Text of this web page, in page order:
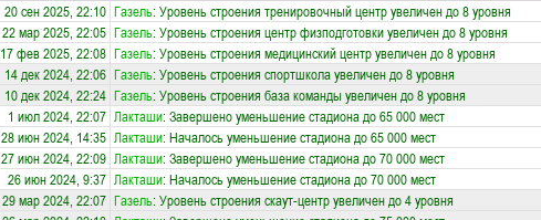
20 сен 2025, 22:10 Газель: Уровень строения тренировочный центр увеличен до 8 уровня
22 мар 2025, 22:05 Газель: Уровень строения центр физподготовки увеличен до 8 уровня
17 фев 2025, 22:08 Газель: Уровень строения медицинский центр увеличен до 8 уровня
14 дек 2024, 22:06 Газель: Уровень строения спортшкола увеличен до 8 уровня
10 дек 2024, 22:24 Газель: Уровень строения база команды увеличен до 8 уровня
1 июл 2024, 22:07 Лакташи: Завершено уменьшение стадиона до 65 000 мест
28 июн 2024, 14:35 Лакташи: Началось уменьшение стадиона до 65 000 мест
27 июн 2024, 22:09 Лакташи: Завершено уменьшение стадиона до 70 000 мест
26 июн 2024, 9:37 Лакташи: Началось уменьшение стадиона до 70 000 мест
29 мар 2024, 22:07 Газель: Уровень строения скаут-центр увеличен до 4 уровня